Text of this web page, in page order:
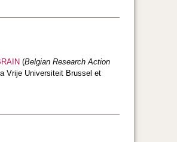
(Belgian Research Action
Vrije Universiteit Brussel et